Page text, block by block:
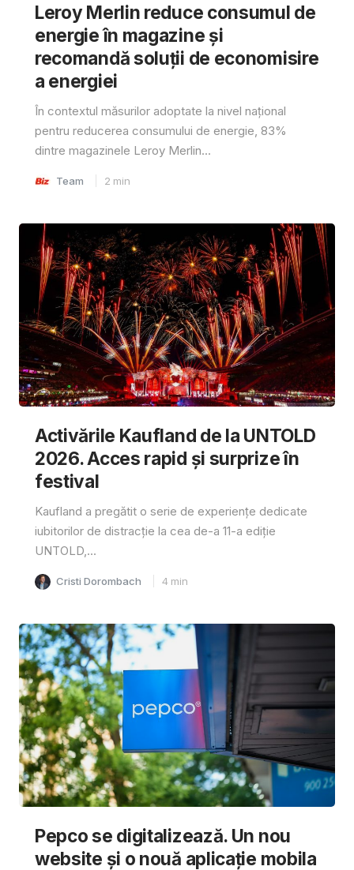
Leroy Merlin reduce consumul de
energie în magazine și
recomandă soluții de economisire
a energiei
În contextul măsurilor adoptate la nivel național
pentru reducerea consumului de energie, 83%
dintre magazinele Leroy Merlin...
Team 2 min
Activările Kaufland de la UNTOLD
2026. Acces rapid și surprize în
festival
Kaufland a pregătit o serie de experiențe dedicate
iubitorilor de distracție la cea de-a 11-a ediție
UNTOLD,...
Cristi Dorombach 4 min
Pepco se digitalizează. Un nou
website și o nouă aplicație mobila